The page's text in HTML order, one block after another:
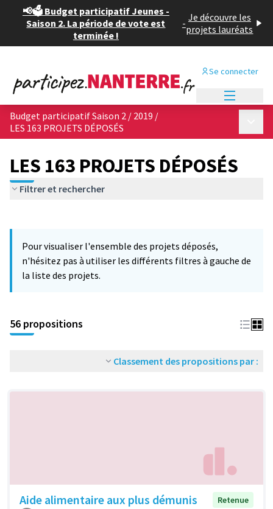
📢🗳️ Budget participatif Jeunes -
Saison 2. La période de vote est
terminée !
- Je découvre les
projets lauréats
Se connecter
Budget participatif Saison 2 / 2019 /
LES 163 PROJETS DÉPOSÉS
LES 163 PROJETS DÉPOSÉS
Filtrer et rechercher
−
Pour visualiser l'ensemble des projets déposés,
n'hésitez pas à utiliser les différents filtres à gauche de
la liste des projets.
56 propositions
Classement des propositions par :
Aide alimentaire aux plus démunis
Retenue